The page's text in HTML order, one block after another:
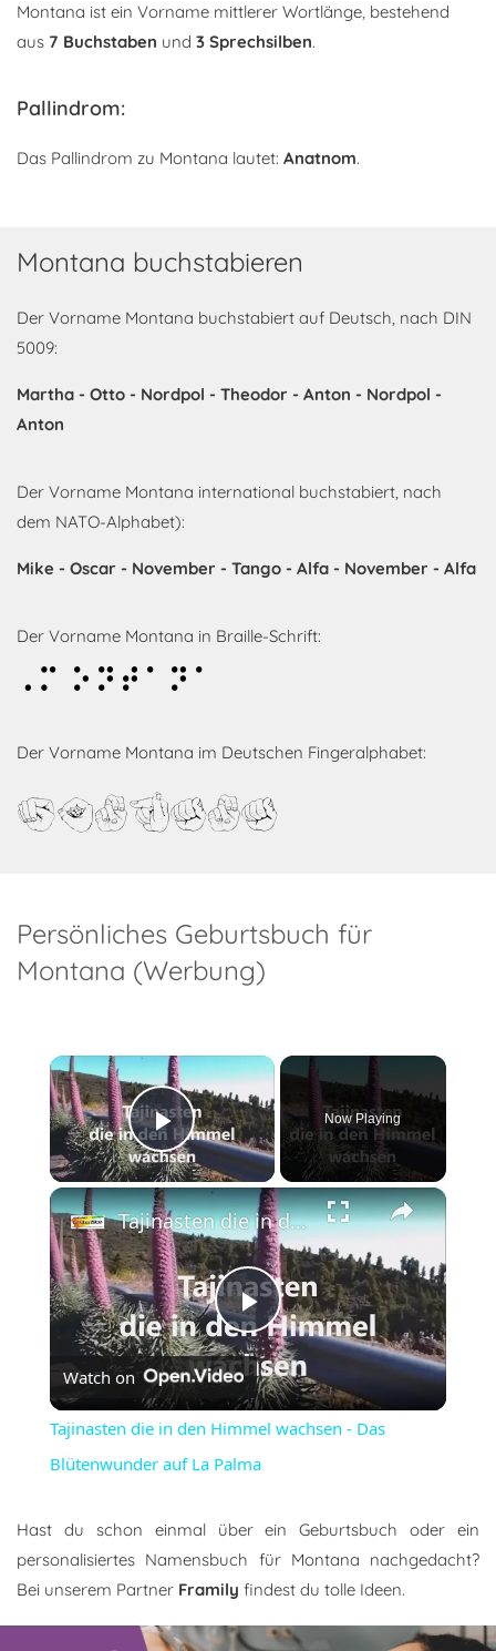
Montana ist ein Vorname mittlerer Wortlänge, bestehend
aus 7 Buchstaben und 3 Sprechsilben.
Pallindrom:
Das Pallindrom zu Montana lautet: Anatnom.
Montana buchstabieren
Der Vorname Montana buchstabiert auf Deutsch, nach DIN
5009:
Martha - Otto - Nordpol - Theodor - Anton - Nordpol -
Anton
Der Vorname Montana international buchstabiert, nach
dem NATO-Alphabet):
Mike - Oscar - November - Tango - Alfa - November - Alfa
Der Vorname Montana in Braille-Schrift:
Montana
Der Vorname Montana im Deutschen Fingeralphabet:
Montana
Persönliches Geburtsbuch für
Montana (Werbung)
×
Play Video
Now Playing
×
Play
Video
Tajinasten die in den Himmel wachsen - Das Blütenwunder auf La Palma
Watch on
Tajinasten die in den Himmel wachsen - Das
Blütenwunder auf La Palma
Hast du schon einmal über ein Geburtsbuch oder ein
personalisiertes Namensbuch für Montana nachgedacht?
Bei unserem Partner Framily findest du tolle Ideen.